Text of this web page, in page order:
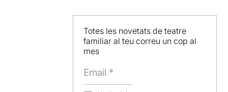
Totes les novetats de teatre
familiar al teu correu un cop al
mes